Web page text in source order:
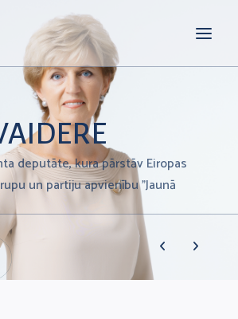
deputāte, kura pārstāv Eiropas
un partiju apvienību "Jaunā